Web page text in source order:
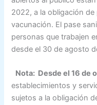
2022, a la obligación
vacunación. El pase
personas que trabajen
desde el 30 de agosto
Nota: Desde el 16 de
establecimientos y
sujetos a la obligación